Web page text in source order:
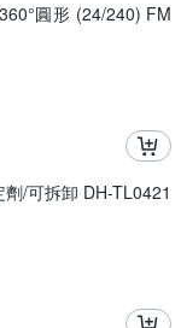
圓形 (24/240) FM
/可拆卸 DH-TL0421